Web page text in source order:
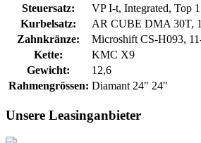
Steuersatz:
VP I-t, Integrated, Top
Kurbelsatz:
AR CUBE DMA 30T,
Zahnkränze:
Microshift CS-H093,
Kette:
KMC X9
Gewicht:
12,6
Rahmengrössen: Diamant 24" 24"
Unsere Leasinganbieter